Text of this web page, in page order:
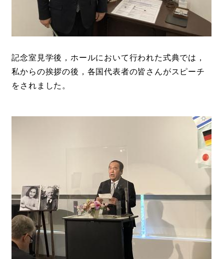
記念室見学後，ホールにおいて行われた式典では，
私からの挨拶の後，各国代表者の皆さんがスピーチ
をされました。